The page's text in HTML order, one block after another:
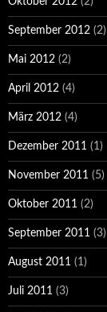
September 2012 (2)
Mai 2012 (2)
April 2012 (4)
März 2012 (4)
Dezember 2011 (1)
November 2011 (5)
Oktober 2011 (2)
September 2011 (3)
August 2011 (1)
Juli 2011 (3)